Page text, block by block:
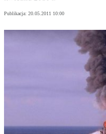
Publikacja: 20.05.2011 10:00